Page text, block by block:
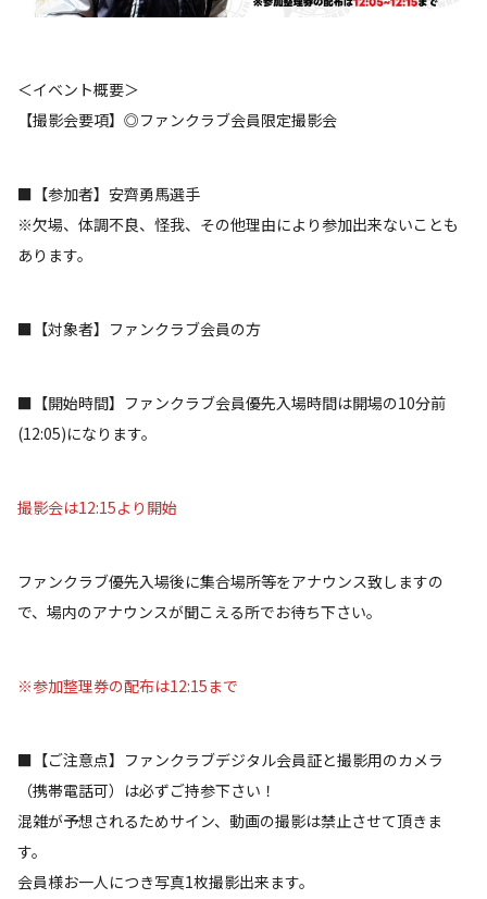
＜イベント概要＞
【撮影会要項】◎ファンクラブ会員限定撮影会
■【参加者】安齊勇馬選手
※欠場、体調不良、怪我、その他理由により参加出来ないことも
あります。
■【対象者】ファンクラブ会員の方
■【開始時間】ファンクラブ会員優先入場時間は開場の10分前
(12:05)になります。
撮影会は12:15より開始
ファンクラブ優先入場後に集合場所等をアナウンス致しますの
で、場内のアナウンスが聞こえる所でお待ち下さい。
※参加整理券の配布は12:15まで
■【ご注意点】ファンクラブデジタル会員証と撮影用のカメラ
（携帯電話可）は必ずご持参下さい！
混雑が予想されるためサイン、動画の撮影は禁止させて頂きま
す。
会員様お一人につき写真1枚撮影出来ます。